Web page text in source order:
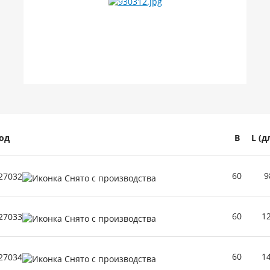
B L
60
60
60